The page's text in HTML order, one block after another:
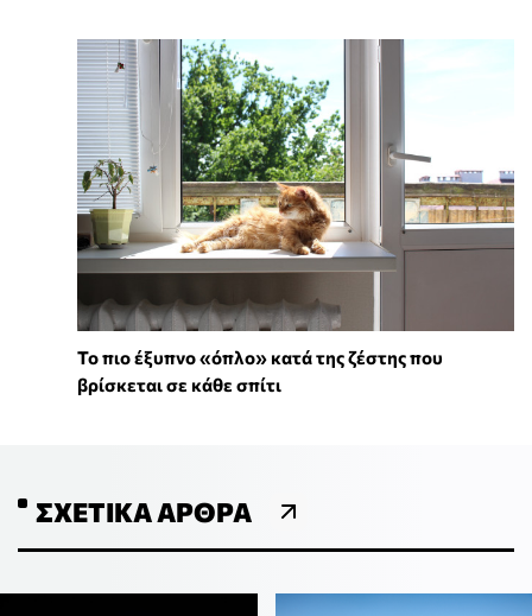
To πιο έξυπνο «όπλο» κατά της ζέστης που
βρίσκεται σε κάθε σπίτι
ΣΧΕΤΙΚΆ ΆΡΘΡΑ